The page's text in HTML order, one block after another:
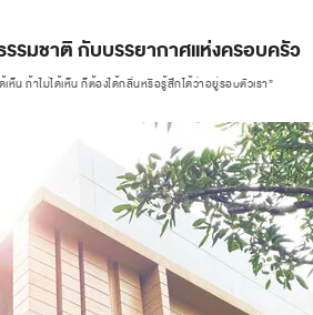
รมชาติ กับบรรยากาศแห่งครอบครัว
ถ้าไม่ได้เห็น ก็ต้องได้กลิ่นหรือรู้สึกได้ว่าอยู่รอบตัวเรา”